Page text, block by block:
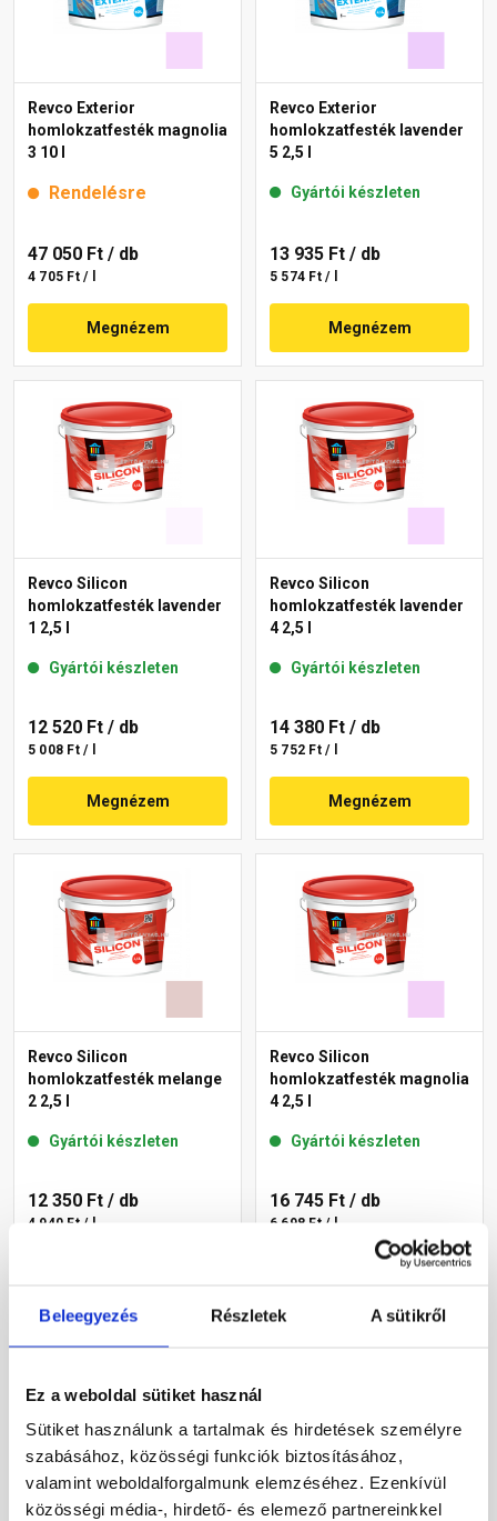
Beleegyezés Részletek A sütikről
Ez a weboldal sütiket használ
Sütiket használunk a tartalmak és hirdetések személyre
szabásához, közösségi funkciók biztosításához,
valamint weboldalforgalmunk elemzéséhez. Ezenkívül
közösségi média-, hirdető- és elemező partnereinkkel
Revco Exterior
homlokzatfesték magnolia
3 10 l
Rendelésre
47 050 Ft / db
4 705 Ft / l
Megnézem
Revco Exterior
homlokzatfesték lavender
5 2,5 l
Gyártói készleten
13 935 Ft / db
5 574 Ft / l
Megnézem
Revco Silicon
homlokzatfesték lavender
1 2,5 l
Gyártói készleten
12 520 Ft / db
5 008 Ft / l
Megnézem
Revco Silicon
homlokzatfesték lavender
4 2,5 l
Gyártói készleten
14 380 Ft / db
5 752 Ft / l
Megnézem
Revco Silicon
homlokzatfesték melange
2 2,5 l
Gyártói készleten
12 350 Ft / db
4 940 Ft / l
Revco Silicon
homlokzatfesték magnolia
4 2,5 l
Gyártói készleten
16 745 Ft / db
6 698 Ft / l
Megnézem